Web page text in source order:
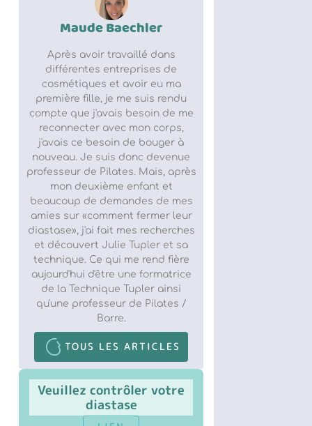
Maude Baechler
Après avoir travaillé dans
différentes entreprises de
cosmétiques et avoir eu ma
première fille, je me suis rendu
compte que j'avais besoin de me
reconnecter avec mon corps,
j'avais ce besoin de bouger à
nouveau. Je suis donc devenue
professeur de Pilates. Mais, après
mon deuxième enfant et
beaucoup de demandes de mes
amies sur «comment fermer leur
diastase», j'ai fait mes recherches
et découvert Julie Tupler et sa
technique. Ce qui me rend fière
aujourd'hui d'être une formatrice
de la Technique Tupler ainsi
qu'une professeur de Pilates /
Barre.
TOUS LES ARTICLES
Veuillez contrôler votre
diastase